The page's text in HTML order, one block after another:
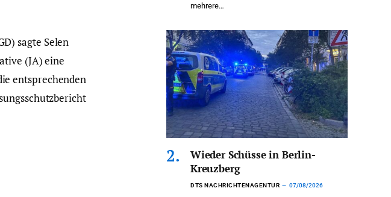
sagte Selen
(JA) eine
entsprechenden
mehrere…
Wieder Schüsse in Berlin-
Kreuzberg
DTS NACHRICHTENAGENTUR 07/08/2026